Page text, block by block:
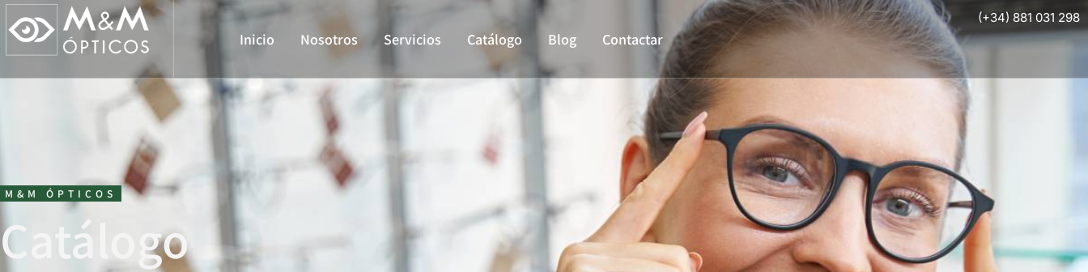
Inicio Nosotros Servicios Catálogo Blog Contactar
(+34) 881 031 298
M&M ÓPTICOS
Catálogo